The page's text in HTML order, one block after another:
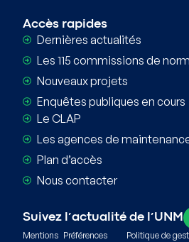
Accès rapides
Dernières actualités
Les 115 commissions de
Nouveaux projets
Enquêtes publiques en cours
Le CLAP
Les agences de
Plan d’accès
Nous contacter
Suivez l’actualité de l’UNM
Mentions Préférences
Politique de